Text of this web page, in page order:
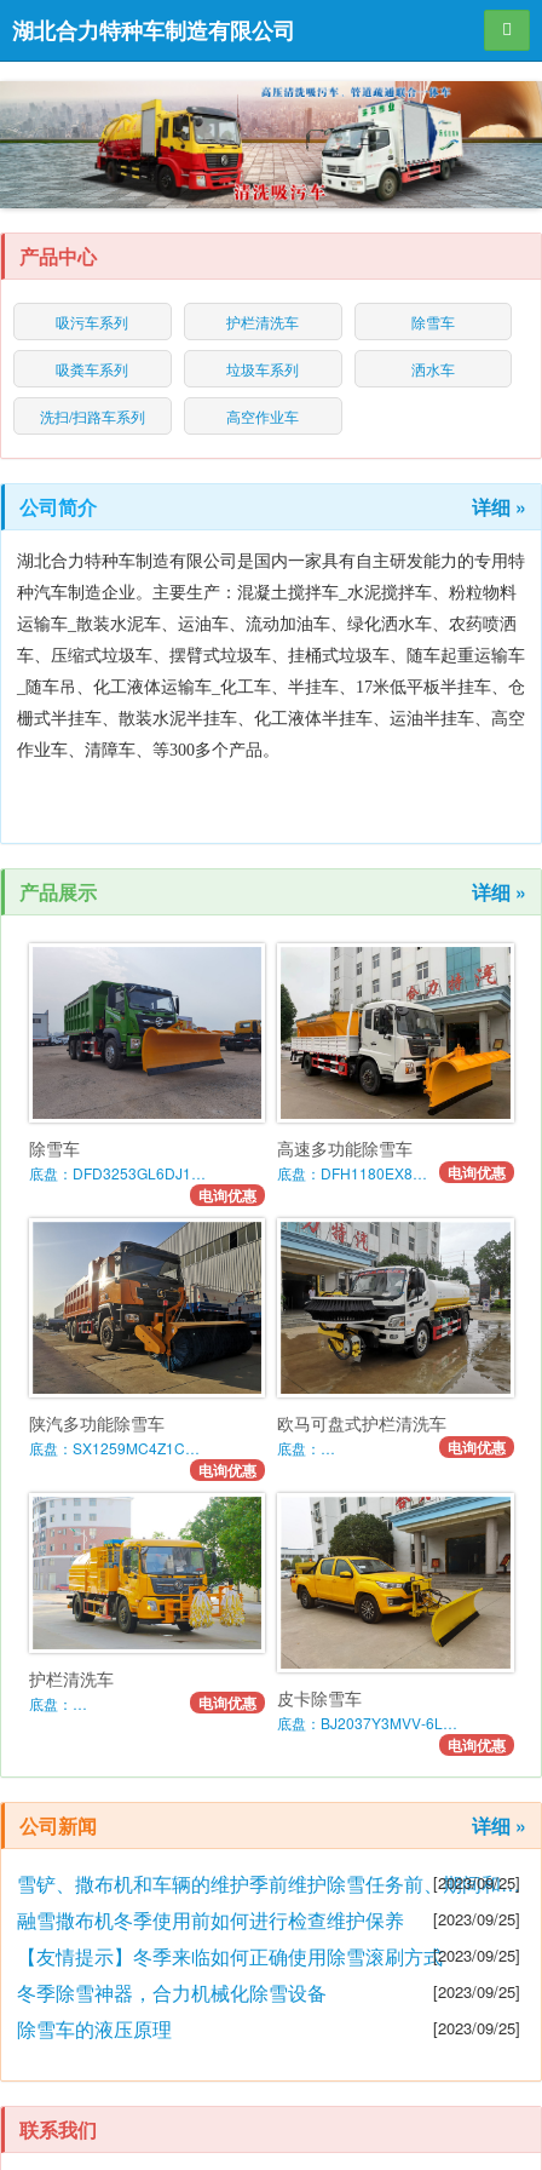
湖北合力特种车制造有限公司 导航
产品中心
吸污车系列 护栏清洗车 除雪车
吸粪车系列 垃圾车系列 洒水车
洗扫/扫路车系列 高空作业车
公司简介 详细 »
湖北合力特种车制造有限公司是国内一家具有自主研发能力的专用特
种汽车制造企业。主要生产：混凝土搅拌车_水泥搅拌车、粉粒物料
运输车_散装水泥车、运油车、流动加油车、绿化洒水车、农药喷洒
车、压缩式垃圾车、摆臂式垃圾车、挂桶式垃圾车、随车起重运输车
_随车吊、化工液体运输车_化工车、半挂车、17米低平板半挂车、仓
栅式半挂车、散装水泥半挂车、化工液体半挂车、运油半挂车、高空
作业车、清障车、等300多个产品。
产品展示 详细 »
除雪车
底盘：DFD3253GL6DJ1…
电询优惠
高速多功能除雪车
底盘：DFH1180EX8… 电询优惠
陕汽多功能除雪车
底盘：SX1259MC4Z1C…
电询优惠
欧马可盘式护栏清洗车
底盘：… 电询优惠
护栏清洗车
底盘：… 电询优惠 皮卡除雪车
底盘：BJ2037Y3MVV-6L…
电询优惠
公司新闻 详细 »
雪铲、撒布机和车辆的维护季前维护除雪任务前、期间和之后的维护要点
[2023/09/25]
融雪撒布机冬季使用前如何进行检查维护保养 [2023/09/25]
【友情提示】冬季来临如何正确使用除雪滚刷方式[2023/09/25]
冬季除雪神器，合力机械化除雪设备 [2023/09/25]
除雪车的液压原理 [2023/09/25]
联系我们